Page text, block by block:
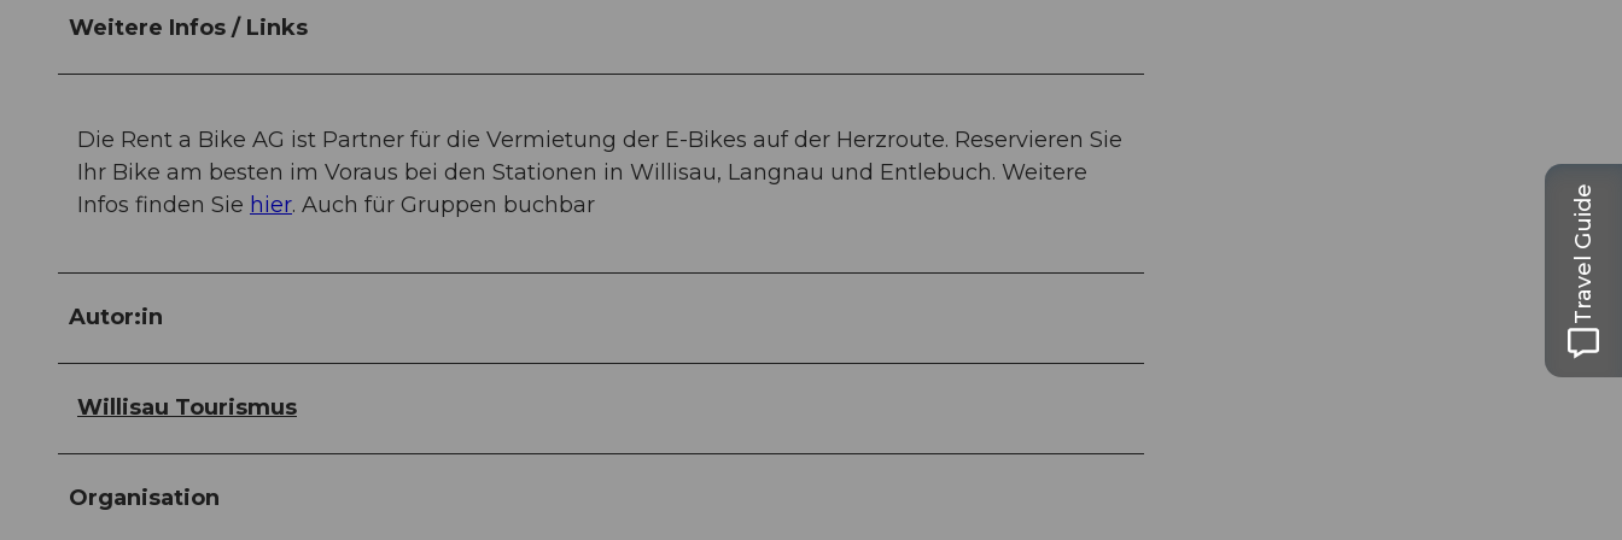
Weitere Infos / Links
Die Rent a Bike AG ist Partner für die Vermietung der E-Bikes auf der Herzroute. Reservieren Sie
Ihr Bike am besten im Voraus bei den Stationen in Willisau, Langnau und Entlebuch. Weitere
Infos finden Sie hier. Auch für Gruppen buchbar
Autor:in
Willisau Tourismus
Organisation
Travel Guide